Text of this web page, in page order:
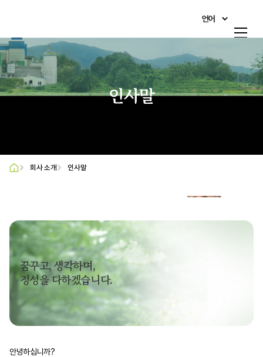
회사 소개
제품&시장
광고홍보센터
언어
한국어
English
日本語
인사말
회사 소개 인사말
꿈꾸고, 생각하며,
정성을 다하겠습니다.
안녕하십니까?